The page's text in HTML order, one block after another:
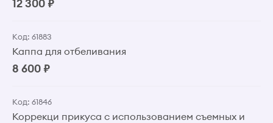
12 300 ₽
Код: 61883
Каппа для отбеливания
8 600 ₽
Код: 61846
Коррекци прикуса с использованием съемных и